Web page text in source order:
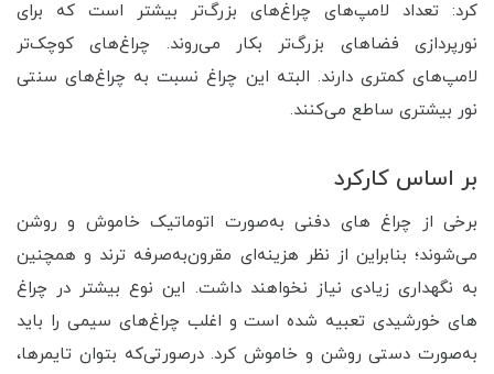
کرد: تعداد لامپ‌های چراغ‌های بزرگ‌تر بیشتر است که برای
نورپردازی فضاهای بزرگ‌تر بکار می‌روند. چراغ‌های کوچک‌تر
لامپ‌های کمتری دارند. البته این چراغ نسبت به چراغ‌های سنتی
نور بیشتری ساطع می‌کنند.
بر اساس کارکرد
برخی از چراغ های دفنی به‌صورت اتوماتیک خاموش و روشن
می‌شوند؛ بنابراین از نظر هزینه‌ای مقرون‌به‌صرفه ترند و همچنین
به نگهداری زیادی نیاز نخواهند داشت. این نوع بیشتر در چراغ
های خورشیدی تعبیه شده است و اغلب چراغ‌های سیمی را باید
به‌صورت دستی روشن و خاموش کرد. درصورتی‌که بتوان تایمرها،